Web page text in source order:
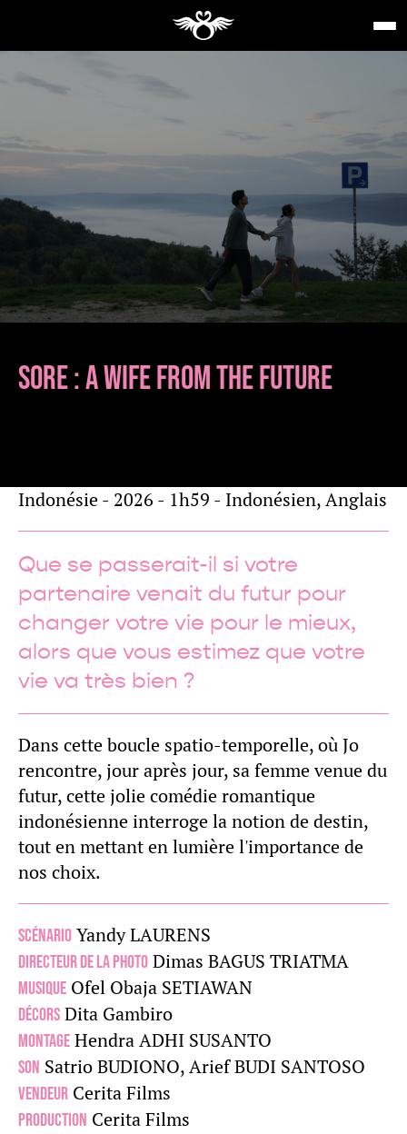
SORE : A WIFE FROM THE FUTURE
Indonésie - 2026 - 1h59 - Indonésien, Anglais
Que se passerait-il si votre
partenaire venait du futur pour
changer votre vie pour le mieux,
alors que vous estimez que votre
vie va très bien ?
Dans cette boucle spatio-temporelle, où Jo
rencontre, jour après jour, sa femme venue du
futur, cette jolie comédie romantique
indonésienne interroge la notion de destin,
tout en mettant en lumière l'importance de
nos choix.
Scénario Yandy LAURENS
Directeur de la photo Dimas BAGUS TRIATMA
Musique Ofel Obaja SETIAWAN
Décors Dita Gambiro
Montage Hendra ADHI SUSANTO
Son Satrio BUDIONO, Arief BUDI SANTOSO
Vendeur Cerita Films
Production Cerita Films